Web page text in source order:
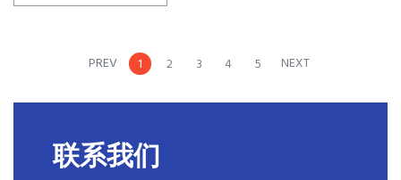
PREV 1 2 3 4 5 NEXT
联系我们